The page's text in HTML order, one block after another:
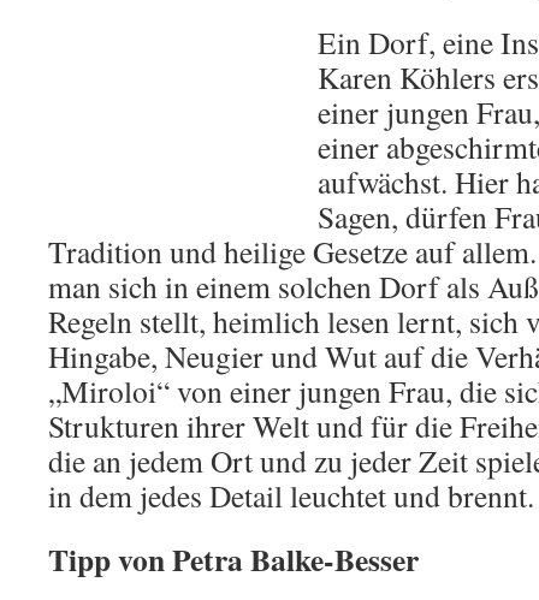
Ein Dorf, eine
Karen Köhlers
einer jungen
einer
aufwächst. Hier
Sagen, dürfen
Tradition und heilige Gesetze auf
man sich in einem solchen Dorf als
Regeln stellt, heimlich lesen lernt, sich
Hingabe, Neugier und Wut auf die
„Miroloi“ von einer jungen Frau, die
Strukturen ihrer Welt und für die
die an jedem Ort und zu jeder Zeit
in dem jedes Detail leuchtet und brennt.
Tipp von Petra Balke-Besser